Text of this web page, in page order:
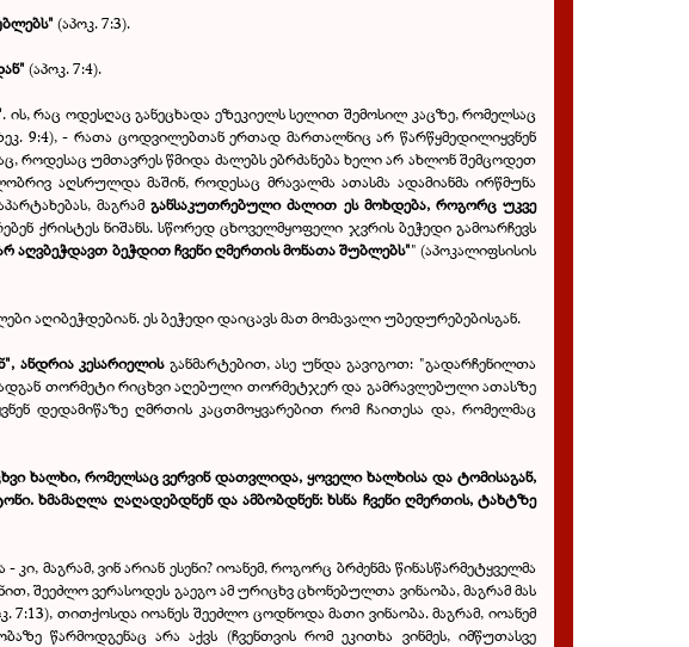
(აპოკ. 7:3).
(აპოკ. 7:4).
. ის, რაც ოდესღაც განეცხადა ეზეკიელს სელით შემოსილ კაცზე, რომელსაც
9:4), - რათა ცოდვილებთან ერთად მართალნიც არ წარწყმედილიყვნენ
როდესაც უმთავრეს წმიდა ძალებს ებრძანება ხელი არ ახლონ შემცოდეთ
აღსრულდა მაშინ, როდესაც მრავალმა ათასმა ადამიანმა ირწმუნა
მაგრამგანსაკუთრებული ძალით ეს მოხდება, როგორც უკვე
ქრისტეს ნიშანს. სწორედ ცხოველმყოფელი ჯვრის ბეჭედი გამოარჩევს
აღვბეჭდავთ ბეჭდით ჩვენი ღმერთის მონათა შუბლებს"" (აპოკალიფსისის
აღიბეჭდებიან. ეს ბეჭედი დაიცავს მათ მომავალი უბედურებებისგან.
ანდრია კესარიელისგანმარტებით, ასე უნდა გავიგოთ: "გადარჩენილთა
თორმეტი რიცხვი აღებული თორმეტჯერ და გამრავლებული ათასზე
დედამიწაზე ღმრთის კაცთმოყვარებით რომ ჩაითესა და, რომელმაც
ხალხი, რომელსაც ვერვინ დათვლიდა, ყოველი ხალხისა და ტომისაგან,
ხმამაღლა ღაღადებდნენ და ამბობდნენ: ხსნა ჩვენი ღმერთის, ტახტზე
მაგრამ, ვინ არიან ესენი? იოანემ, როგორც ბრძენმა წინასწარმეტყველმა
ვერასოდეს გაეგო ამ ურიცხვ ცხონებულთა ვინაობა, მაგრამ მას
7:13), თითქოსდა იოანეს შეეძლო ცოდნოდა მათი ვინაობა. მაგრამ, იოანემ
წარმოდგენაც არა აქვს (ჩვენთვის რომ ეკითხა ვინმეს, იმწუთასვე